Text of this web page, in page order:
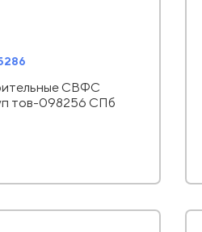
СВФС
тов-098256 СПб